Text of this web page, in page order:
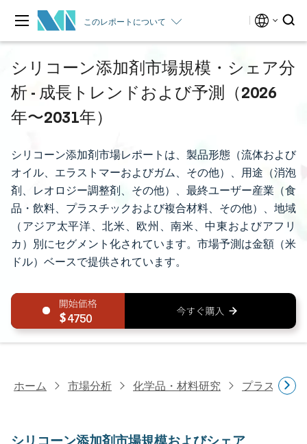
このレポートについて
シリコーン添加剤市場規模・シェア分
析 - 成長トレンドおよび予測（2026
年〜2031年）
シリコーン添加剤市場レポートは、製品形態（流体および
オイル、エラストマーおよびガム、その他）、用途（消泡
剤、レオロジー調整剤、その他）、最終ユーザー産業（食
品・飲料、プラスチックおよび複合材料、その他）、地域
（アジア太平洋、北米、欧州、南米、中東およびアフリ
カ）別にセグメント化されています。市場予測は金額（米
ドル）ベースで提供されています。
4750
ホーム 市場分析 化学品・材料研究 プラスチッ
シリコーン添加剤市場規模およびシェア